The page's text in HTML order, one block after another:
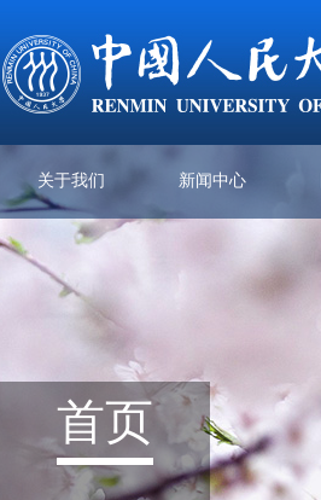
关于我们 新闻中心
首页